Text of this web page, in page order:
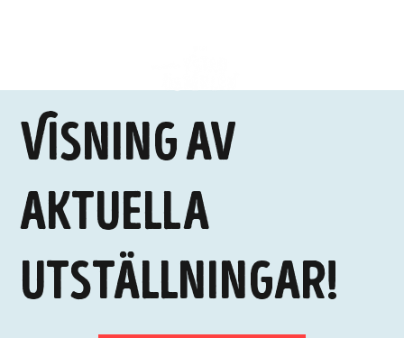
Visning av
aktuella
utställningar!